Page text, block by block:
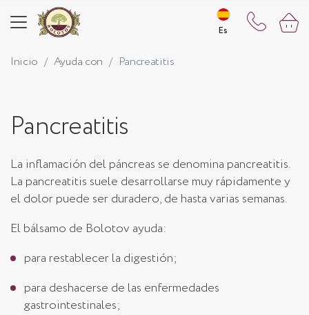
Es
Es
Inicio Ayuda con Pancreatitis
Pancreatitis
La inflamación del páncreas se denomina pancreatitis.
La pancreatitis suele desarrollarse muy rápidamente y
el dolor puede ser duradero, de hasta varias semanas.
El bálsamo de Bolotov ayuda:
para restablecer la digestión;
para deshacerse de las enfermedades
gastrointestinales;